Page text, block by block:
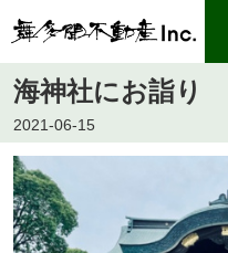
海神社にお詣り
2021-06-15